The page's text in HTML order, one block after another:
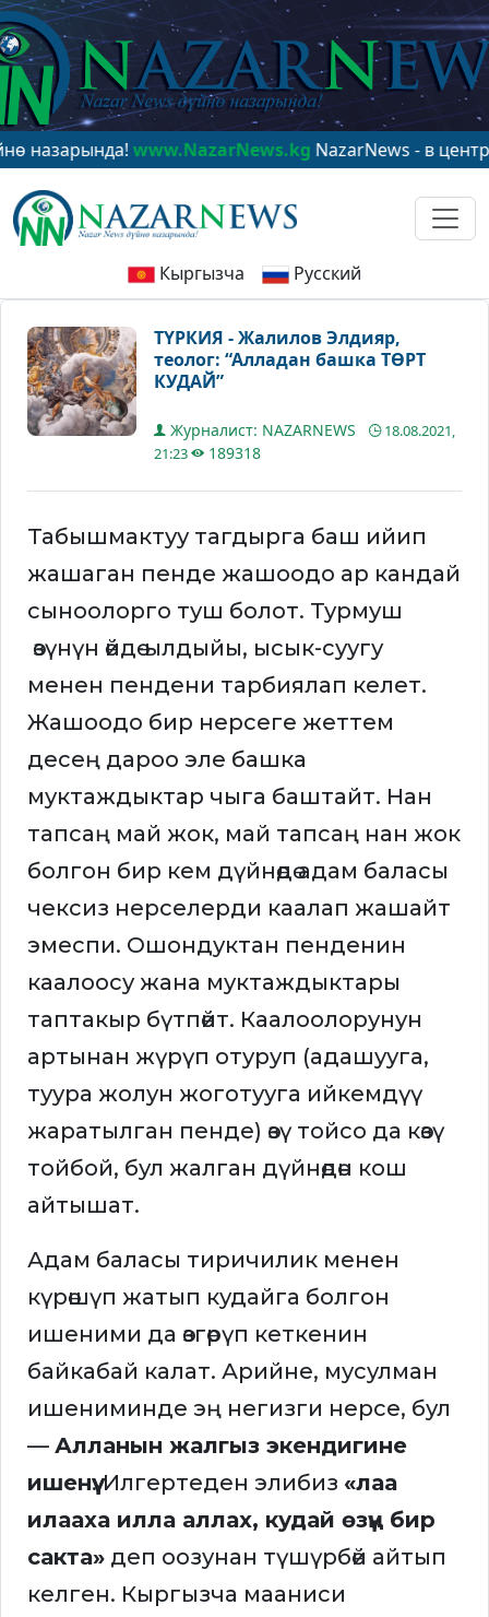
www.NazarNews.kgNazarNews - в центре
Кыргызча Русский
ТҮРКИЯ - Жалилов Элдияр,
теолог: “Алладан башка ТӨРТ
КУДАЙ”
Журналист: NAZARNEWS
18.08.2021,
21:23
189318
Табышмактуу тагдырга баш ийип
жашаган пенде жашоодо ар кандай
сыноолорго туш болот. Турмуш
өзүнүн өйдө-ылдыйы, ысык-суугу
менен пендени тарбиялап келет.
Жашоодо бир нерсеге жеттем
десең дароо эле башка
муктаждыктар чыга баштайт. Нан
тапсаң май жок, май тапсаң нан жок
болгон бир кем дүйнөдө адам баласы
чексиз нерселерди каалап жашайт
эмеспи. Ошондуктан пенденин
каалоосу жана муктаждыктары
таптакыр бүтпөйт. Каалоолорунун
артынан жүрүп отуруп (адашууга,
туура жолун жоготууга ийкемдүү
жаратылган пенде) өзү тойсо да көзү
тойбой, бул жалган дүйнөдөн кош
айтышат.
Адам баласы тиричилик менен
күрөшүп жатып кудайга болгон
ишеними да өзгөрүп кеткенин
байкабай калат. Арийне, мусулман
ишениминде эң негизги нерсе, бул
— Алланын жалгыз экендигине
ишенүү. Илгертеден элибиз «лаа
илааха илла аллах, кудай өзүң бир
сакта» деп оозунан түшүрбөй айтып
келген. Кыргызча мааниси